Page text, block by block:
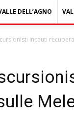
DELL’AGNO
incauti